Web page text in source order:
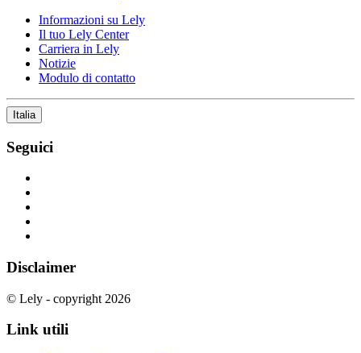
Informazioni su Lely
Il tuo Lely Center
Carriera in Lely
Notizie
Modulo di contatto
Italia
Seguici
Disclaimer
© Lely - copyright 2026
Link utili